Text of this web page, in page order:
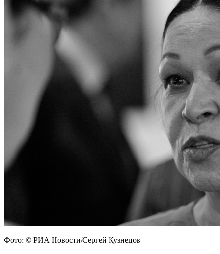
Фото: © РИА Новости/Сергей Кузнецов